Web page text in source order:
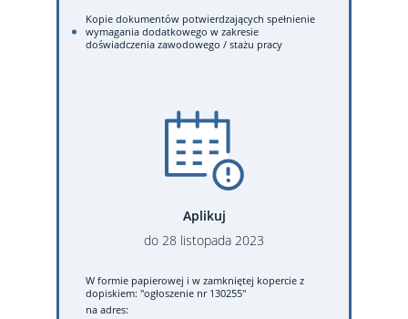
Kopie dokumentów potwierdzających spełnienie
wymagania dodatkowego w zakresie
doświadczenia zawodowego / stażu pracy
Aplikuj
do 28 listopada 2023
W formie papierowej i w zamkniętej kopercie z
dopiskiem: "ogłoszenie nr 130255"
na adres: